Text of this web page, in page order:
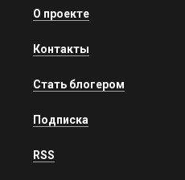
О проекте
Контакты
Стать блогером
Подписка
RSS